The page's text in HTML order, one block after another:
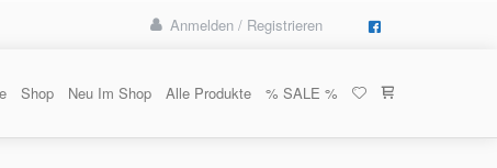
Anmelden / Registrieren
Shop Neu Im Shop Alle Produkte % SALE %